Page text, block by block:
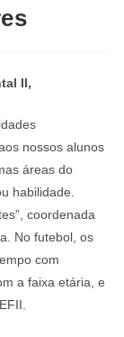
II,
nossos alunos
áreas do
habilidade.
coordenada
No futebol, os
com
a faixa etária, e